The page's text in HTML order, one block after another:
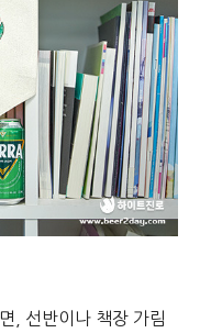
, 선반이나 책장 가림